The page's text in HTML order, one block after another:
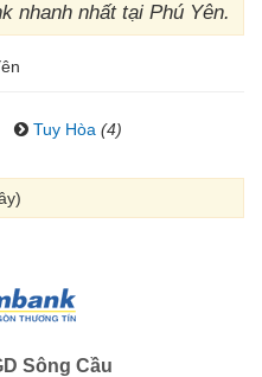
nhanh nhất tại Phú Yên.
Tuy Hòa (4)
Sông Cầu